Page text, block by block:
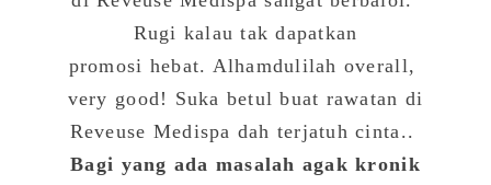
Rugi kalau tak dapatkan
promosi hebat. Alhamdulilah overall,
very good! Suka betul buat rawatan di
Reveuse Medispa dah terjatuh cinta..
Bagi yang ada masalah agak kronik